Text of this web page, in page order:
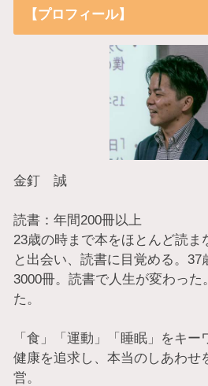
【プロフィール】
金釘 誠
読書：年間200冊以上
23歳の時まで本をほとんど読
と出会い、読書に目覚める。
3000冊。読書で人生が変わっ
た。
「食」「運動」「睡眠」をキ
健康を追求し、本当のしあわせ
営。